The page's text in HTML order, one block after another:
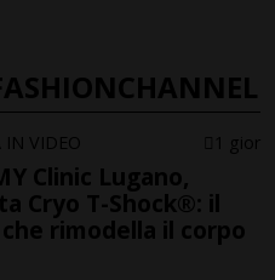
IN VIDEO 1 gior
Clinic Lugano,
Cryo T-Shock®: il
rimodella il corpo